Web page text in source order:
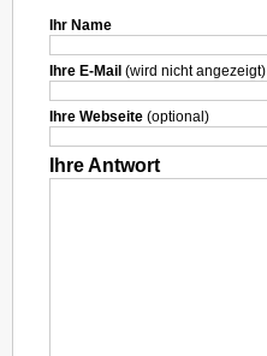
Ihr Name
Ihre E-Mail (wird nicht angezeigt)
Ihre Webseite (optional)
Ihre Antwort